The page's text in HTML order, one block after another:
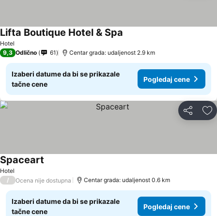
Hotel
Lifta Boutique Hotel & Spa
9,3 Odlično 61 Centar grada: udaljenost 2.9 km
Izaberi datume da bi se prikazale
tačne cene
Pogledaj cene
Deli
Hotel
Spaceart
/ Ocena nije dostupna Centar grada: udaljenost 0.6 km
Izaberi datume da bi se prikazale
tačne cene
Pogledaj cene